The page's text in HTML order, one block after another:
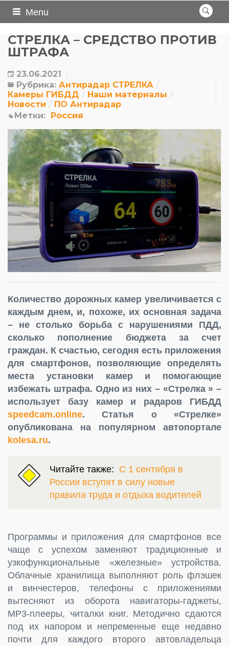
Menu
СТРЕЛКА – СРЕДСТВО ПРОТИВ
ШТРАФА
23.06.2021
Рубрика: Антирадар СТРЕЛКА
Камеры ГИБДД
Наши материалы
Новости
ПО Антирадар
Метки: Россия
Количество дорожных камер увеличивается с
каждым днем, и, похоже, их основная задача
– не столько борьба с нарушениями ПДД,
сколько пополнение бюджета за счет
граждан. К счастью, сегодня есть приложения
для смартфонов, позволяющие определять
места установки камер и помогающие
избежать штрафа. Одно из них – «Стрелка » –
использует базу камер и радаров ГИБДД
speedcam.online. Статья о «Стрелке»
опубликована на популярном автопортале
kolesa.ru.
Читайте также: С 1 сентября в
России вступят в силу новые
правила труда и отдыха водителей
Программы и приложения для смартфонов все
чаще с успехом заменяют традиционные и
узкофункциональные «железные» устройства.
Облачные хранилища выполняют роль флэшек
и винчестеров, телефоны с приложениями
вытесняют из оборота навигаторы-гаджеты,
MP3-плееры, читалки книг. Методично сдаются
под их напором и непременные еще недавно
почти для каждого второго автовладельца